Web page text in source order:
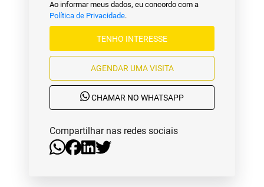
Ao informar meus dados, eu concordo com a
Política de Privacidade.
TENHO INTERESSE
AGENDAR UMA VISITA
CHAMAR NO WHATSAPP
Compartilhar nas redes sociais